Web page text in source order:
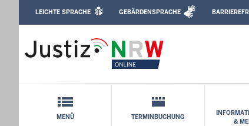
Landgericht Köln: Zeugenbetreuung
Leichte Sprache,
LEICHTE SPRACHE GEBÄRDENSPRACHE
Schnellnavigation mit Volltext-Suche
MENÜ TERMINBUCHUNG
&